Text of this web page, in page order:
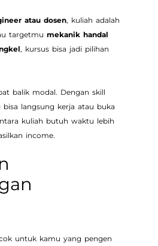
atau dosen, kuliah adalah
targetmu mekanik handal
, kursus bisa jadi pilihan
balik modal. Dengan skill
langsung kerja atau buka
kuliah butuh waktu lebih
income.
untuk kamu yang pengen